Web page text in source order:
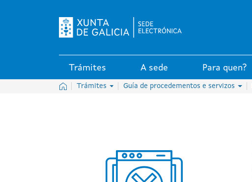
Trámites A sede Para quen?
InicioTrámites Guía de procedementos e servizos